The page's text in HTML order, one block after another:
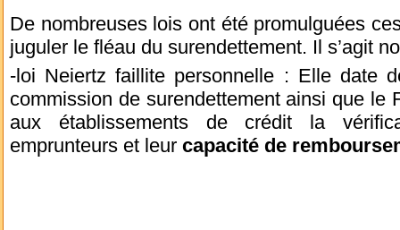
De nombreuses lois ont été promulguées
juguler le fléau du surendettement. Il s’agit
-loi Neiertz faillite personnelle : Elle date
commission de surendettement ainsi que le
aux établissements de crédit la
emprunteurs et leur capacité de